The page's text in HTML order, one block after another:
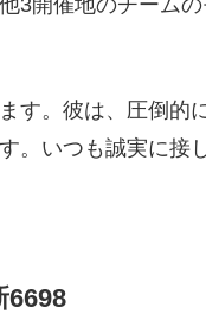
す。彼は、圧倒的
。いつも誠実に接
6698